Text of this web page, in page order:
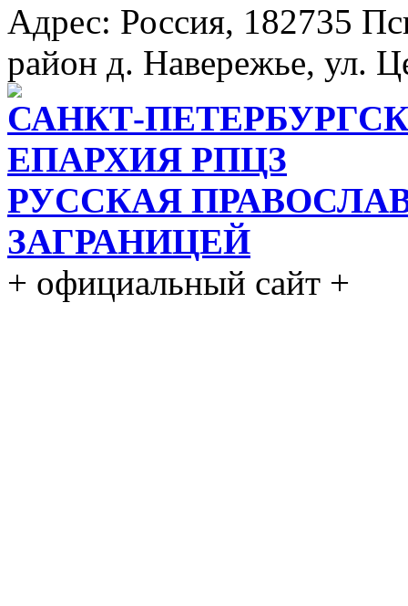
Адрес: Россия, 182735
район д. Навережье, ул.
САНКТ-
ЕПАРХИЯ РПЦЗ
РУССКАЯ
ЗАГРАНИЦЕЙ
+ официальный сайт +